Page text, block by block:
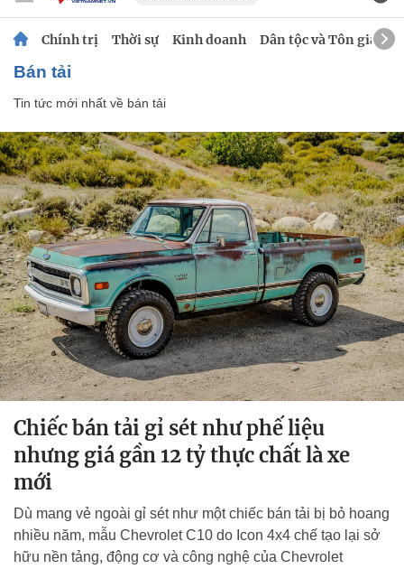
Chính trị Thời sự Kinh doanh Dân tộc và Tôn giáo
bán tải
Tin tức mới nhất về bán tải
Chiếc bán tải gỉ sét như phế liệu
nhưng giá gần 12 tỷ thực chất là xe
mới
Dù mang vẻ ngoài gỉ sét như một chiếc bán tải bị bỏ hoang
nhiều năm, mẫu Chevrolet C10 do Icon 4x4 chế tạo lại sở
hữu nền tảng, động cơ và công nghệ của Chevrolet